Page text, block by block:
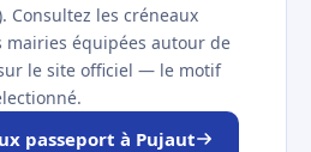
Consultez les créneaux
mairies équipées autour de
le site officiel — le motif
passeport à Pujaut